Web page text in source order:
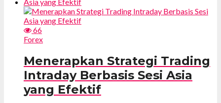
66
Forex
Menerapkan Strategi Trading
Intraday Berbasis Sesi Asia
yang Efektif